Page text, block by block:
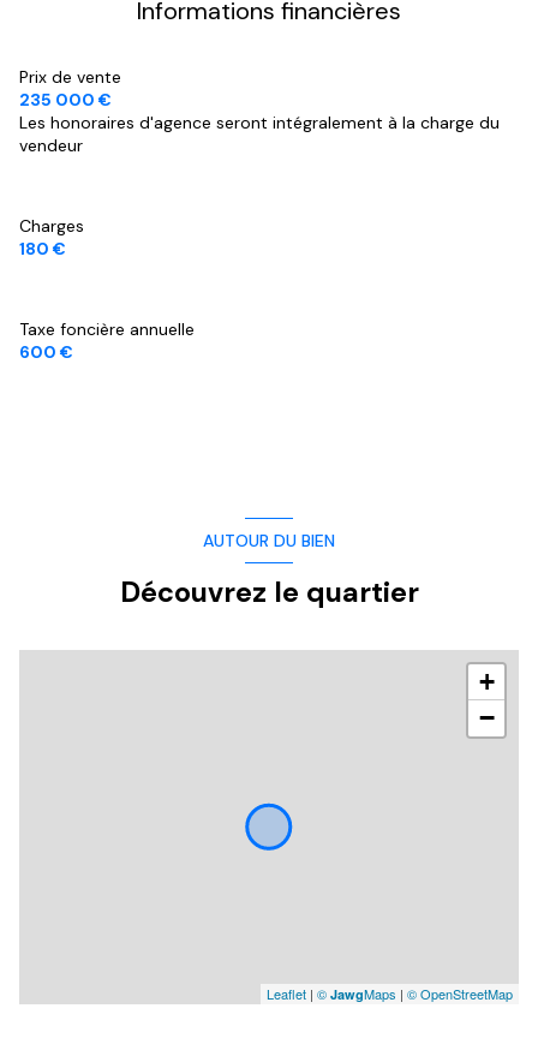
Informations financières
Prix de vente
235 000 €
Les honoraires d'agence seront intégralement à la charge du
vendeur
Charges
180 €
Taxe foncière annuelle
600 €
AUTOUR DU BIEN
Découvrez le quartier
+
−
Leaflet | © JawgMaps | © OpenStreetMap